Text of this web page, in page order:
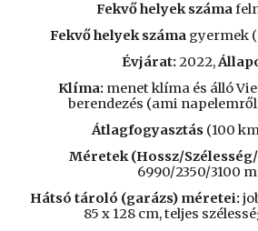
Fekvő helyek száma
Fekvő helyek számagyermek
Évjárat:2022,
Klíma: menet klíma és álló
berendezés (ami
Átlagfogyasztás (100
Méretek (Hossz/
6990/2350/3100
Hátsó tároló (garázs) méretei:
85 x 128 cm, teljes